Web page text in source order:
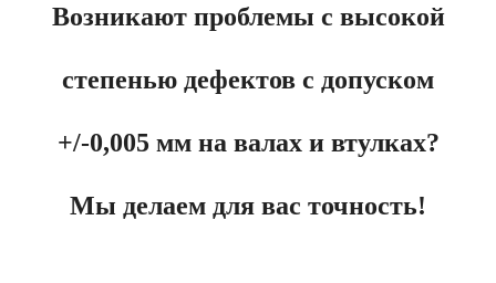
Возникают проблемы с высокой
степенью дефектов с допуском
+/-0,005 мм на валах и втулках?
Мы делаем для вас точность!